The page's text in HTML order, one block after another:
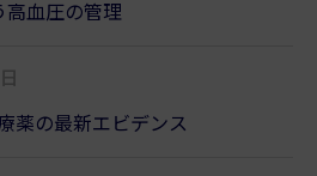
高血圧の管理
薬の最新エビデンス